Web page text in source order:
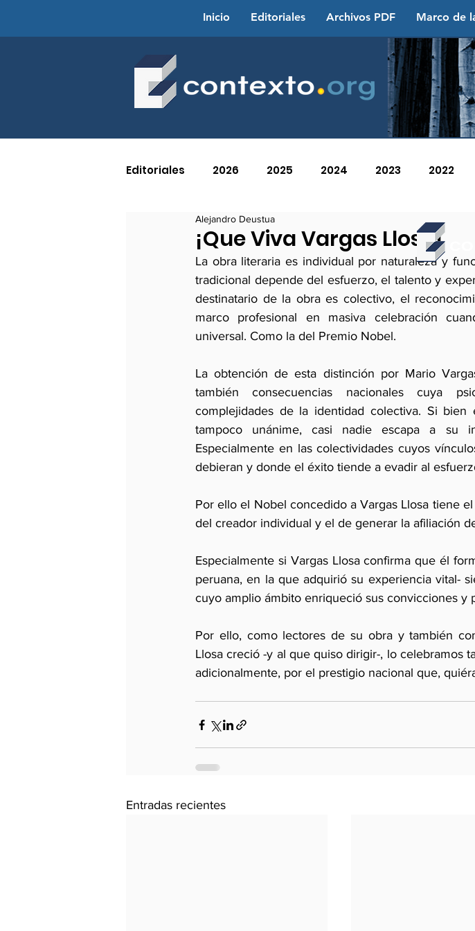
Inicio Editoriales Archivos PDF Marco de
Editoriales 2026 2025 2024 2023 2022
2015 2014 2011
2004 2003
¡Que Viva Vargas Llosa!
Alejandro Deustua
La obra literaria es individual por naturaleza y
tradicional depende del esfuerzo, el talento y
destinatario de la obra es colectivo, el
marco profesional en masiva celebración
universal. Como la del Premio Nobel.
La obtención de esta distinción por Mario
también consecuencias nacionales cuya
complejidades de la identidad colectiva. Si
tampoco unánime, casi nadie escapa a su
Especialmente en las colectividades cuyos
debieran y donde el éxito tiende a evadir al
Por ello el Nobel concedido a Vargas Llosa tiene
del creador individual y el de generar la afiliación
Especialmente si Vargas Llosa confirma que él
peruana, en la que adquirió su experiencia vital-
cuyo amplio ámbito enriqueció sus convicciones y
Por ello, como lectores de su obra y también
Llosa creció -y al que quiso dirigir-, lo celebramos
adicionalmente, por el prestigio nacional que,
Entradas recientes